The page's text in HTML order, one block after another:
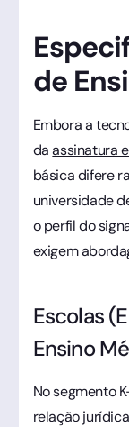
de
Embora a
daassinatura
básica difere
universidade
o perfil do
exigem
Escolas
Ensino
No segmento
relação